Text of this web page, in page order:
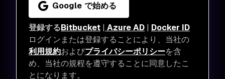
Google で始める
登録するBitbucket | Azure AD | Docker ID
ログインまたは登録することにより、当社の
利用規約およびプライバシーポリシーを含
め、当社の規程を遵守することに同意したこ
とになります。